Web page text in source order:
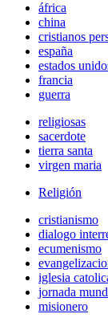
áfrica
china
cristianos
españa
estados
francia
guerra
religiosas
sacerdote
tierra santa
virgen maria
Religión
cristianismo
dialogo
ecumenismo
iglesia
jornada
misionero